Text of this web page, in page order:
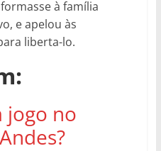
à família
e apelou às
liberta-lo.
jogo no